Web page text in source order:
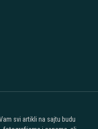
svi artikli na sajtu budu